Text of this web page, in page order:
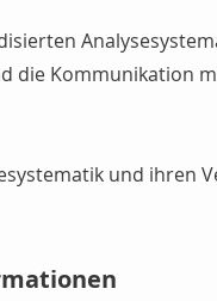
die
und ihren